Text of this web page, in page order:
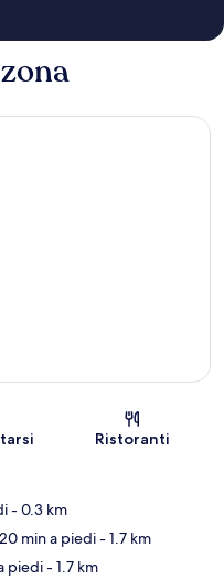
Ristoranti
- 0.3 km
min a piedi- 1.7 km
piedi- 1.7 km